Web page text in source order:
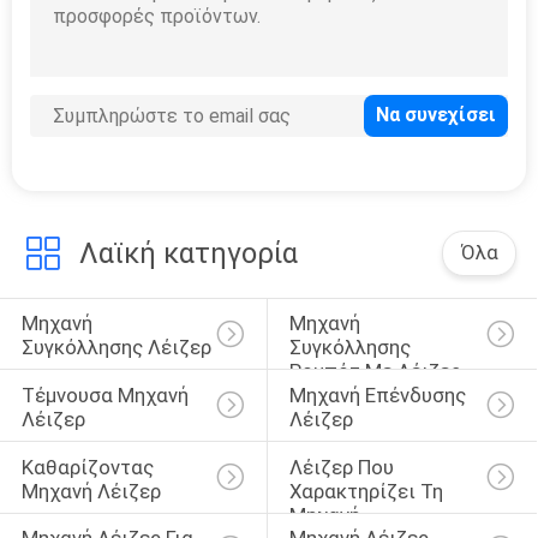
λέιζερ
τεχνητής τεχνητή
Λαϊκή κατηγορία Όλα
Μηχανή
Συγκόλλησης Λέιζερ
Μηχανή
Συγκόλλησης
Ρομπότ Με Λέιζερ
Τέμνουσα Μηχανή
Λέιζερ
Μηχανή Επένδυσης
Λέιζερ
Καθαρίζοντας
Μηχανή Λέιζερ
Λέιζερ Που
Χαρακτηρίζει Τη
Μηχανή